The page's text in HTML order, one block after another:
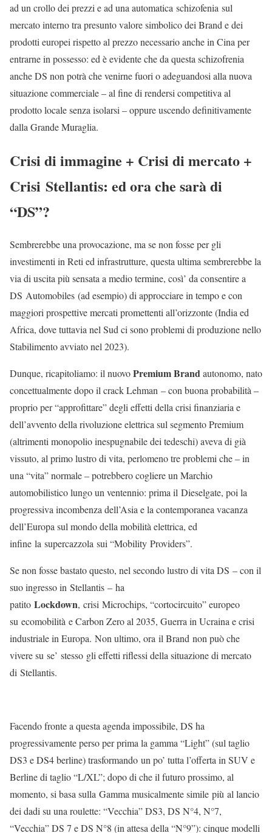
ad un crollo dei prezzi e ad una automatica schizofenia sul
mercato interno tra presunto valore simbolico dei Brand e dei
prodotti europei rispetto al prezzo necessario anche in Cina per
entrarne in possesso: ed è evidente che da questa schizofrenia
anche DS non potrà che venirne fuori o adeguandosi alla nuova
situazione commerciale – al fine di rendersi competitiva al
prodotto locale senza isolarsi – oppure uscendo definitivamente
dalla Grande Muraglia.
Crisi di immagine + Crisi di mercato +
Crisi Stellantis: ed ora che sarà di
“DS”?
Sembrerebbe una provocazione, ma se non fosse per gli
investimenti in Reti ed infrastrutture, questa ultima sembrerebbe la
via di uscita più sensata a medio termine, così’ da consentire a
DS Automobiles (ad esempio) di approcciare in tempo e con
maggiori prospettive mercati promettenti all’orizzonte (India ed
Africa, dove tuttavia nel Sud ci sono problemi di produzione nello
Stabilimento avviato nel 2023).
Dunque, ricapitoliamo: il nuovoPremium Brandautonomo, nato
concettualmente dopo il crack Lehman – con buona probabilità –
proprio per “approfittare” degli effetti della crisi finanziaria e
dell’avvento della rivoluzione elettrica sul segmento Premium
(altrimenti monopolio inespugnabile dei tedeschi) aveva di già
vissuto, al primo lustro di vita, perlomeno tre problemi che – in
una “vita” normale – potrebbero cogliere un Marchio
automobilistico lungo un ventennio: prima il Dieselgate, poi la
progressiva incombenza dell’Asia e la contemporanea vacanza
dell’Europa sul mondo della mobilità elettrica, ed
infine la supercazzola sui “Mobility Providers”.
Se non fosse bastato questo, nel secondo lustro di vita DS – con il
suo ingresso in Stellantis – ha
patito Lockdown, crisi Microchips, “cortocircuito” europeo
su ecomobilità e Carbon Zero al 2035, Guerra in Ucraina e crisi
industriale in Europa. Non ultimo, ora il Brand non può che
vivere su se’ stesso gli effetti riflessi della situazione di mercato
di Stellantis.
Facendo fronte a questa agenda impossibile, DS ha
progressivamente perso per prima la gamma “Light” (sul taglio
DS3 e DS4 berline) trasformando un po’ tutta l’offerta in SUV e
Berline di taglio “L/XL”; dopo di che il futuro prossimo, al
momento, si basa sulla Gamma musicalmente simile più al lancio
dei dadi su una roulette: “Vecchia” DS3, DS N°4, N°7,
“Vecchia” DS 7 e DS N°8 (in attesa della “N°9”): cinque modelli